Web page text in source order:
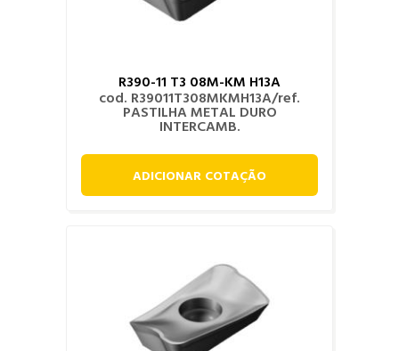
R390-11 T3 08M-KM H13A
cod. R39011T308MKMH13A/ref.
PASTILHA METAL DURO
INTERCAMB.
ADICIONAR COTAÇÃO